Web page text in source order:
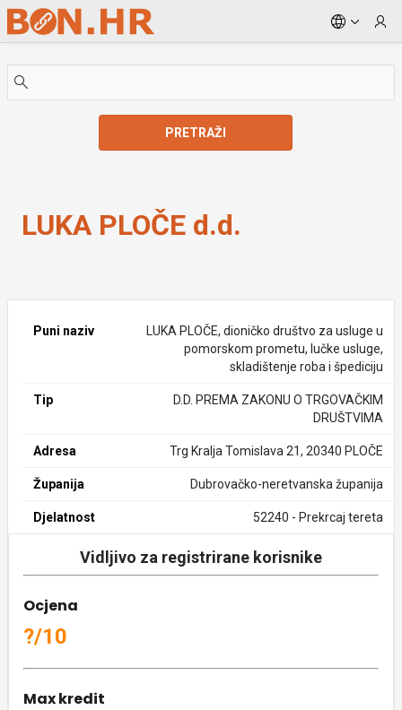
Skip to Main Content
PRETRAŽI
LUKA PLOČE d.d.
Puni naziv
LUKA PLOČE, dioničko društvo za usluge u
pomorskom prometu, lučke usluge,
skladištenje roba i špediciju
Tip
D.D. PREMA ZAKONU O TRGOVAČKIM
DRUŠTVIMA
Adresa Trg Kralja Tomislava 21, 20340 PLOČE
Županija Dubrovačko-neretvanska županija
Djelatnost 52240 - Prekrcaj tereta
Vidljivo za registrirane korisnike
Ocjena
?/10
Max kredit